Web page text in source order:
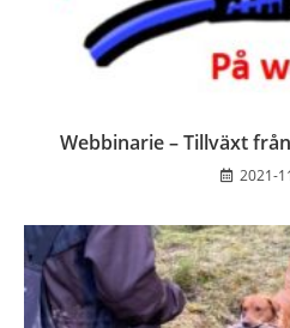
Webbinarie – Tillväxt
2021-